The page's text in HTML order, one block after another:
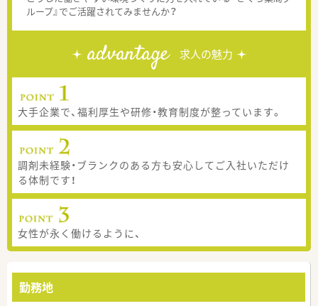
ループ』でご活躍されてみませんか？
advantage 求人の魅力
大手企業で、福利厚生や研修・教育制度が整っています。
調剤未経験・ブランクのある方も安心してご入社いただけ
る体制です！
女性が永く働けるように、
勤務地